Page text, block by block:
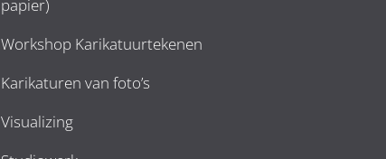
papier)
Workshop Karikatuurtekenen
Karikaturen van foto’s
Visualizing